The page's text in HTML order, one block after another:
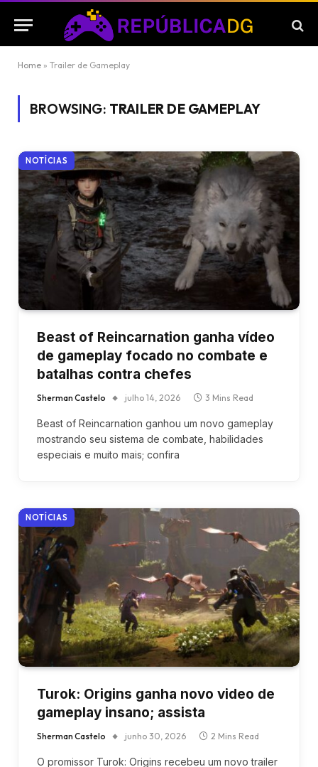
Home » Trailer de Gameplay
BROWSING: TRAILER DE GAMEPLAY
NOTÍCIAS
Beast of Reincarnation ganha vídeo
de gameplay focado no combate e
batalhas contra chefes
Sherman Castelo julho 14, 2026 3 Mins Read
Beast of Reincarnation ganhou um novo gameplay
mostrando seu sistema de combate, habilidades
especiais e muito mais; confira
NOTÍCIAS
Turok: Origins ganha novo video de
gameplay insano; assista
Sherman Castelo junho 30, 2026 2 Mins Read
O promissor Turok: Origins recebeu um novo trailer